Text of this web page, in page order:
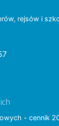
rejsów i
- cennik